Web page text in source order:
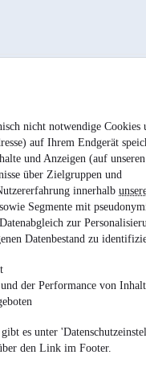
nicht notwendige Cookies
auf Ihrem Endgerät
und Anzeigen (auf
über Zielgruppen und
innerhalb
Segmente mit
zur
Datenbestand zu
der Performance von
es unter
den Link im Footer.
BMW 220d LuxuryLine
24.990 €¹
Finanzierung ab 184 € mtl.
Reparierter Unfallschaden
140 kW (190 PS)•Diesel